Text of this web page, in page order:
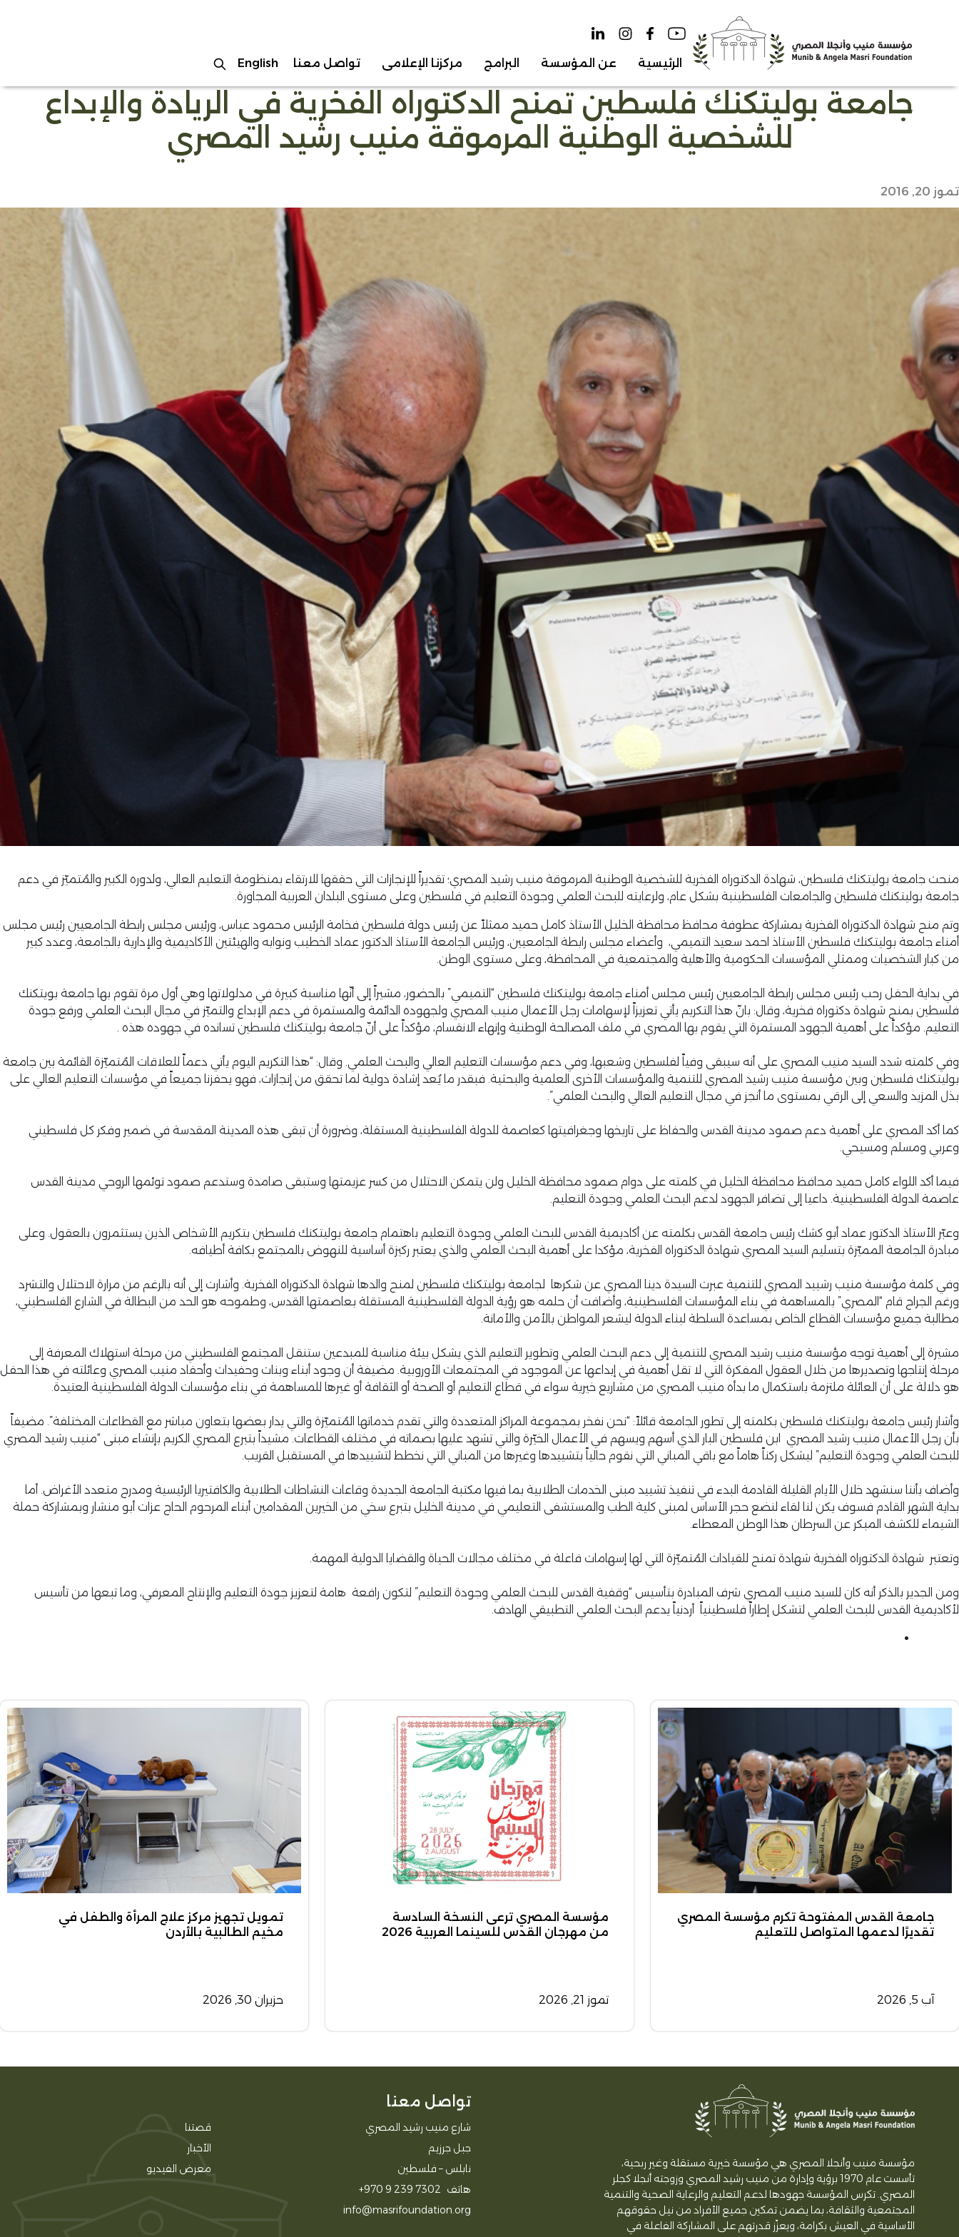
الرئيسية
عن المؤسسة البرامج مركزنا الإعلامي تواصل معنا English
جامعة بوليتكنك فلسطين تمنح الدكتوراه الفخرية في الريادة والإبداع
للشخصية الوطنية المرموقة منيب رشيد المصري
تموز 20, 2016
منحت جامعة بوليتكنك فلسطين، شهادة الدكتوراه الفخرية للشخصية الوطنية المرموقة منيب رشيد المصري؛ تقديراً للإنجازات التي حققها للارتقاء بمنظومة التعليم العالي، ولدوره الكبير والمُتميّز في دعم
جامعة بوليتكنك فلسطين والجامعات الفلسطينية بشكل عام، ولرعايته للبحث العلمي وجودة التعليم في فلسطين وعلى مستوى البلدان العربية المجاورة.
وتم منح شهادة الدكتوراه الفخرية بمشاركة عطوفة محافظ محافظة الخليل الأستاذ كامل حميد ممثلاً عن رئيس دولة فلسطين فخامة الرئيس محمود عباس، ورئيس مجلس رابطة الجامعيين رئيس مجلس
أمناء جامعة بوليتكنك فلسطين الأستاذ احمد سعيد التميمي، وأعضاء مجلس رابطة الجامعيين، ورئيس الجامعة الأستاذ الدكتور عماد الخطيب ونوابه والهيئتين الأكاديمية والإدارية بالجامعة، وعدد كبير
من كبار الشخصيات وممثلي المؤسسات الحكومية والأهلية والمجتمعية في المحافظة، وعلى مستوى الوطن.
في بداية الحفل رحب رئيس مجلس رابطة الجامعيين رئيس مجلس أمناء جامعة بوليتكنك فلسطين “التميمي” بالحضور، مشيراً إلى أنّها مناسبة كبيرة في مدلولاتها وهي أول مرة تقوم بها جامعة بويتكنك
فلسطين بمنح شهادة دكتوراه فخرية، وقال: بانّ هذا التكريم يأتي تعزيزاً لإسهامات رجل الأعمال منيب المصري ولجهوده الدائمة والمستمرة في دعم الإبداع والتميّز في مجال البحث العلمي ورفع جودة
التعليم. مؤكداً على أهمية الجهود المستمرة التي يقوم بها المصري في ملف المصالحة الوطنية وإنهاء الانقسام، مؤكداً على أنّ جامعة بوليتكنك فلسطين تسانده في جهوده هذه .
وفي كلمته شدد السيد منيب المصري على أنه سيبقى وفياً لفلسطين وشعبها، وفي دعم مؤسسات التعليم العالي والبحث العلمي. وقال: “هذا التكريم اليوم يأتي دعماً للعلاقات المُتميّزة القائمة بين جامعة
بوليتكنك فلسطين وبين مؤسسة منيب رشيد المصري للتنمية والمؤسسات الأخرى العلمية والبحثية. فبقدر ما يُعد إشادة دولية لما تحقق من إنجازات، فهو يحفزنا جميعاً في مؤسسات التعليم العالي على
بذل المزيد والسعي إلى الرقي بمستوى ما أنجز في مجال التعليم العالي والبحث العلمي”.
كما أكد المصري على أهمية دعم صمود مدينة القدس والحفاظ على تاريخها وجغرافيتها كعاصمة للدولة الفلسطينية المستقلة، وضرورة أن تبقى هذه المدينة المقدسة في ضمير وفكر كل فلسطيني
وعربي ومسلم ومسيحي.
فيما أكد اللواء كامل حميد محافظ محافظة الخليل في كلمته على دوام صمود محافظة الخليل ولن يتمكن الاحتلال من كسر عزيمتها وستبقى صامدة وستدعم صمود توئمها الروحي مدينة القدس
عاصمة الدولة الفلسطينية. داعيا إلى تضافر الجهود لدعم البحث العلمي وجودة التعليم.
وعبّر الأستاذ الدكتور عماد أبو كشك رئيس جامعة القدس بكلمته عن أكاديمية القدس للبحث العلمي وجودة التعليم باهتمام جامعة بوليتكنك فلسطين بتكريم الأشخاص الذين يستثمرون بالعقول. وعلى
مبادرة الجامعة المميّزة بتسليم السيد المصري شهادة الدكتوراه الفخرية، مؤكدا على أهمية البحث العلمي والذي يعتبر ركيزة أساسية للنهوض بالمجتمع بكافة أطيافه.
وفي كلمة مؤسسة منيب رشييد المصري للتنمية عبرت السيدة دينا المصري عن شكرها لجامعة بوليتكنك فلسطين لمنح والدها شهادة الدكتوراه الفخرية. وأشارت إلى أنه بالرغم من مرارة الاحتلال والتشرد
ورغم الجراح قام “المصري” بالمساهمة في بناء المؤسسات الفلسطينية، وأضافت أن حلمه هو رؤية الدولة الفلسطينية المستقلة بعاصمتها القدس، وطموحه هو الحد من البطالة في الشارع الفلسطيني،
مطالبة جميع مؤسسات القطاع الخاص بمساعدة السلطة لبناء الدولة ليشعر المواطن بالأمن والأمانة.
مشيرة إلى أهمية توجه مؤسسة منيب رشيد المصري للتنمية إلى دعم البحث العلمي وتطوير التعليم الذي يشكل بيئة مناسبة للمبدعين ستنقل المجتمع الفلسطيني من مرحلة استهلاك المعرفة إلى
مرحلة إنتاجها وتصديرها من خلال العقول المفكرة التي لا تقل أهمية في إبداعها عن الموجود في المجتمعات الأوروبية. مضيفة أن وجود أبناء وبنات وحفيدات وأحفاد منيب المصري وعائلته في هذا الحفل
هو دلالة على أن العائلة ملتزمة باستكمال ما بدأه منيب المصري من مشاريع خيرية سواء في قطاع التعليم أو الصحة أو الثقافة أو غيرها للمساهمة في بناء مؤسسات الدولة الفلسطينية العتيدة.
وأشار رئيس جامعة بوليتكنك فلسطين بكلمته إلى تطور الجامعة قائلاً: “نحن نفخر بمجموعة المراكز المتعددة والتي تقدم خدماتها المُتميّزة والتي يدار بعضها بتعاون مباشر مع القطاعات المختلفة”. مضيفاً
بأن رجل الأعمال منيب رشيد المصري ابن فلسطين البار الذي أسهم ويسهم في الأعمال الخيّرة والتي تشهد عليها بصماته في مختلف القطاعات. مشيداً بتبرع المصري الكريم بإنشاء مبنى “منيب رشيد المصري
للبحث العلمي وجودة التعليم” ليشكل ركناً هاماً مع باقي المباني التي نقوم حالياً بتشييدها وغيرها من المباني التي نخطط لتشييدها في المستقبل القريب.
وأضاف بأننا سنشهد خلال الأيام القليلة القادمة البدء في تنفيذ تشييد مبنى الخدمات الطلابية بما فيها مكتبة الجامعة الجديدة وقاعات النشاطات الطلابية والكافتيريا الرئيسية ومدرج متعدد الأغراض. أما
بداية الشهر القادم فسوف يكن لنا لقاء لنضع حجر الأساس لمبنى كلية الطب والمستشفى التعليمي في مدينة الخليل بتبرع سخي من الخيرين المقدامين أبناء المرحوم الحاج عزات أبو منشار وبمشاركة حملة
الشيماء للكشف المبكر عن السرطان هذا الوطن المعطاء.
وتعتبر شهادة الدكتوراه الفخرية شهادة تمنح للقيادات المُتميّزة التي لها إسهامات فاعلة في مختلف مجالات الحياة والقضايا الدولية المهمة.
ومن الجدير بالذكر أنه كان للسيد منيب المصري شرف المبادرة بتأسيس “وقفية القدس للبحث العلمي وجودة التعليم” لتكون رافعة هامة لتعزيز جودة التعليم والإنتاج المعرفي، وما تبعها من تأسيس
لأكاديمية القدس للبحث العلمي لتشكل إطاراً فلسطينياً أردنياً يدعم البحث العلمي التطبيقي الهادف.
جامعة القدس المفتوحة تكرم مؤسسة المصري
تقديرًا لدعمها المتواصل للتعليم
آب 5, 2026
مؤسسة المصري ترعى النسخة السادسة
من مهرجان القدس للسينما العربية 2026
تموز 21, 2026
تمويل تجهيز مركز علاج المرأة والطفل في
مخيم الطالبية بالأردن
حزيران 30, 2026
مؤسسة منيب وأنجلا المصري هي مؤسسة خيرية مستقلة وغير ربحية،
تأسست عام 1970 برؤية وإدارة من منيب رشيد المصري وزوجته أنجلا كجلر
المصري. تكرس المؤسسة جهودها لدعم التعليم والرعاية الصحية والتنمية
المجتمعية والثقافة، بما يضمن تمكين جميع الأفراد من نيل حقوقهم
الأساسية في العيش بكرامة، ويعزّز قدرتهم على المشاركة الفاعلة في
تواصل معنا
شارع منيب رشيد المصري
جبل جرزيم
نابلس – فلسطين
هاتف +970 9 239 7302
info@masrifoundation.org
قصتنا
الأخبار
معرض الفيديو